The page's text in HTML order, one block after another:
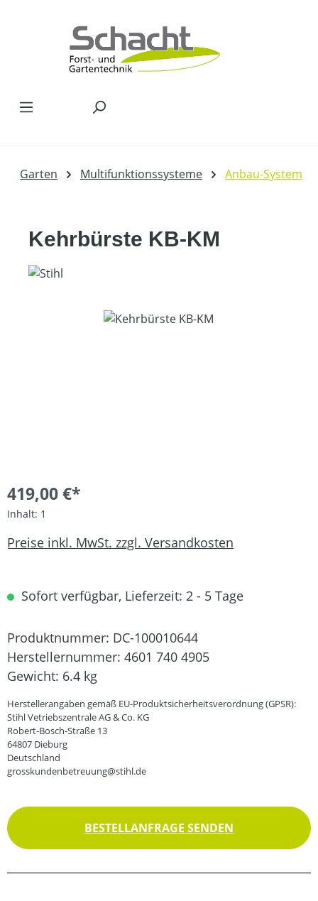
Garten Multifunktionssysteme Anbau-System
Kehrbürste KB-KM
Bildergalerie überspringen
419,00 €*
Inhalt: 1
Preise inkl. MwSt. zzgl. Versandkosten
Sofort verfügbar, Lieferzeit: 2 - 5 Tage
Produktnummer: DC-100010644
Herstellernummer: 4601 740 4905
Gewicht: 6.4 kg
Herstellerangaben gemäß EU-Produktsicherheitsverordnung (GPSR):
Stihl Vetriebszentrale AG & Co. KG
Robert-Bosch-Straße 13
64807 Dieburg
Deutschland
grosskundenbetreuung@stihl.de
BESTELLANFRAGE SENDEN